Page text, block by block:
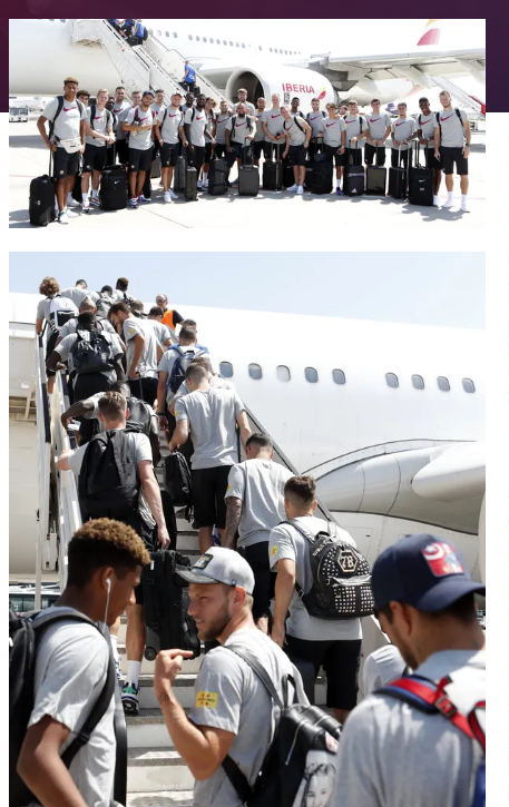
FC Barcelona club badge